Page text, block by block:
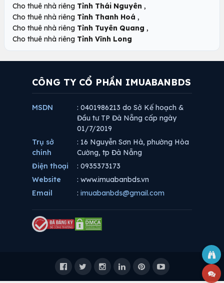
Cho thuê nhà riêng Tỉnh Thái Nguyên ,
Cho thuê nhà riêng Tỉnh Thanh Hoá ,
Cho thuê nhà riêng Tỉnh Tuyên Quang ,
Cho thuê nhà riêng Tỉnh Vĩnh Long
CÔNG TY CỔ PHẦN IMUABANBDS
MSDN
: 0401986213 do Sở Kế hoạch &
Đầu tư TP Đà Nẵng cấp ngày
01/7/2019
Trụ sở
chính
: 16 Nguyễn Sơn Hà, phường Hòa
Cường, tp Đà Nẵng
Điện thoại
: 0935373173
Website
: www.imuabanbds.vn
Email
: imuabanbds@gmail.com